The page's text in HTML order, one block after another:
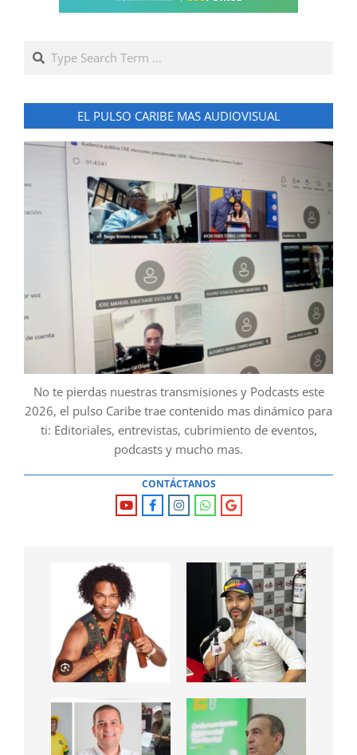
Search
EL PULSO CARIBE MAS AUDIOVISUAL
No te pierdas nuestras transmisiones y Podcasts este
2026, el pulso Caribe trae contenido mas dinámico para
ti: Editoriales, entrevistas, cubrimiento de eventos,
podcasts y mucho mas.
CONTÁCTANOS